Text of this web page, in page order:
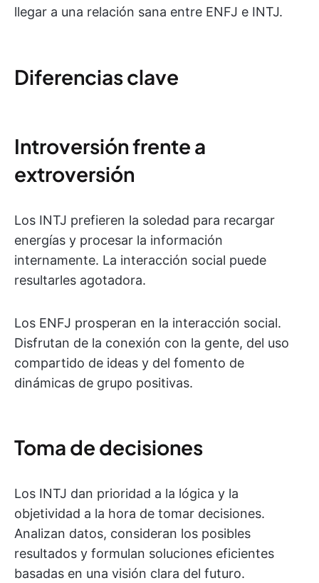
llegar a una relación sana entre ENFJ e INTJ.
Diferencias clave
Introversión frente a
extroversión
Los INTJ prefieren la soledad para recargar
energías y procesar la información
internamente. La interacción social puede
resultarles agotadora.
Los ENFJ prosperan en la interacción social.
Disfrutan de la conexión con la gente, del uso
compartido de ideas y del fomento de
dinámicas de grupo positivas.
Toma de decisiones
Los INTJ dan prioridad a la lógica y la
objetividad a la hora de tomar decisiones.
Analizan datos, consideran los posibles
resultados y formulan soluciones eficientes
basadas en una visión clara del futuro.